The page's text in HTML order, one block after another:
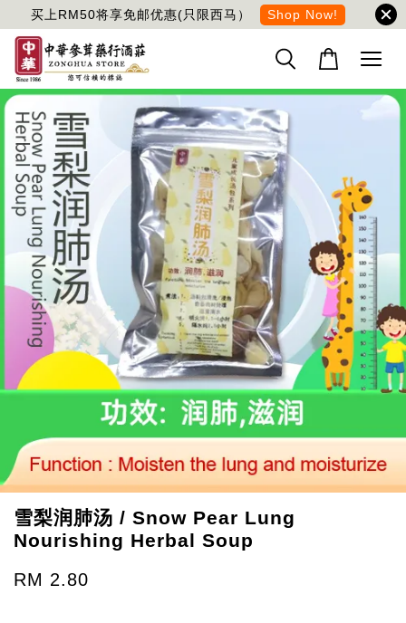
买上RM50将享免邮优惠(只限西马） Shop Now!
雪梨润肺汤 / Snow Pear Lung
Nourishing Herbal Soup
RM 2.80